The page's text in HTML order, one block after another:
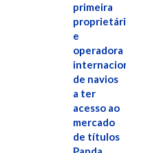
primeira
proprietária
e
operadora
internacional
de navios
a ter
acesso ao
mercado
de títulos